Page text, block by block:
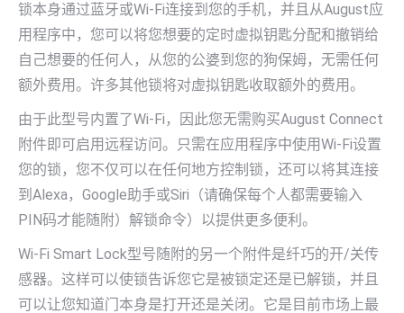
锁本身通过蓝牙或Wi-Fi连接到您的手机，并且从August应
用程序中，您可以将您想要的定时虚拟钥匙分配和撤销给
自己想要的任何人，从您的公婆到您的狗保姆，无需任何
额外费用。许多其他锁将对虚拟钥匙收取额外的费用。
由于此型号内置了Wi-Fi，因此您无需购买August Connect
附件即可启用远程访问。只需在应用程序中使用Wi-Fi设置
您的锁，您不仅可以在任何地方控制锁，还可以将其连接
到Alexa，Google助手或Siri（请确保每个人都需要输入
PIN码才能随附）解锁命令）以提供更多便利。
Wi-Fi Smart Lock型号随附的另一个附件是纤巧的开/关传
感器。这样可以使锁告诉您它是被锁定还是已解锁，并且
可以让您知道门本身是打开还是关闭。它是目前市场上最